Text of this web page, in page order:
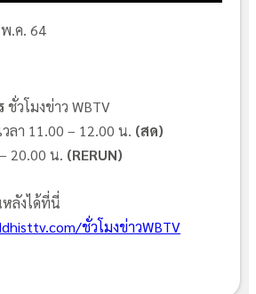
.ค. 64
ชั่วโมงข่าว WBTV
ลา 11.00 – 12.00 น. (สด)
20.00 น. (RERUN)
ลังได้ที่นี่
ชั่วโมงข่าวWBTV